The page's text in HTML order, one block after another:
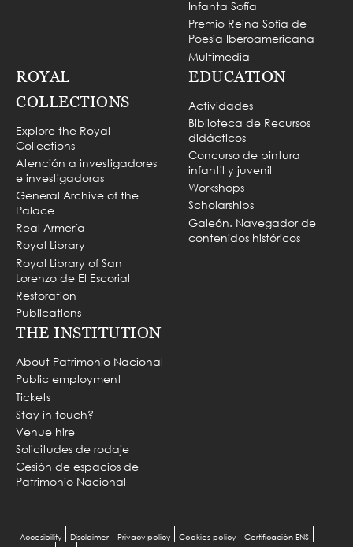
Infanta Sofía
Premio Reina Sofía de
Poesía Iberoamericana
Multimedia
ROYAL
COLLECTIONS
Explore the Royal
Collections
Atención a investigadores
e investigadoras
General Archive of the
Palace
Real Armería
Royal Library
Royal Library of San
Lorenzo de El Escorial
Restoration
Publications
EDUCATION
Actividades
Biblioteca de Recursos
didácticos
Concurso de pintura
infantil y juvenil
Workshops
Scholarships
Galeón. Navegador de
contenidos históricos
THE INSTITUTION
About Patrimonio Nacional
Public employment
Tickets
Stay in touch?
Venue hire
Solicitudes de rodaje
Cesión de espacios de
Patrimonio Nacional
Menu
Accesibility Disclaimer Privacy policy Cookies policy
Certificación ENS